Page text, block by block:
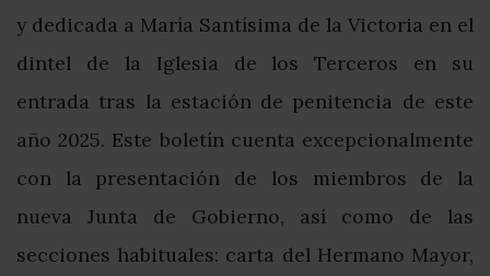
y dedicada a María Santísima de la Victoria en el
dintel de la Iglesia de los Terceros en su
entrada tras la estación de penitencia de este
año 2025. Este boletín cuenta excepcionalmente
con la presentación de los miembros de la
nueva Junta de Gobierno, así como de las
secciones habituales: carta del Hermano Mayor,